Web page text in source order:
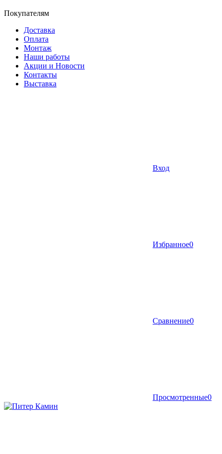
Покупателям
Доставка
Оплата
Монтаж
Наши работы
Акции и Новости
Контакты
Выставка
Вход
Избранное0
Сравнение0
Просмотренные0